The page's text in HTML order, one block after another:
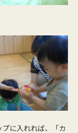
に入れれば、「カ